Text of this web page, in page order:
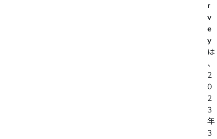
r
v
e
y
は
、
2
0
2
3
年
3